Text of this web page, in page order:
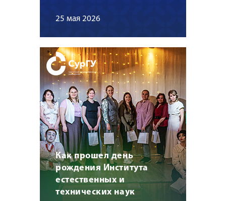
25 мая 2026
Как прошел день
рождения Института
естественных и
технических наук